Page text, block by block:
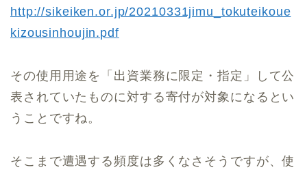
http://sikeiken.or.jp/20210331jimu_tokuteikoue
kizousinhoujin.pdf
その使用用途を「出資業務に限定・指定」して公
表されていたものに対する寄付が対象になるとい
うことですね。
そこまで遭遇する頻度は多くなさそうですが、使